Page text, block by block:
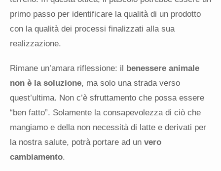
primo passo per identificare la qualità di un prodotto
con la qualità dei processi finalizzati alla sua
realizzazione.
Rimane un’amara riflessione: il benessere animale
non è la soluzione, ma solo una strada verso
quest’ultima. Non c’è sfruttamento che possa essere
“ben fatto”. Solamente la consapevolezza di ciò che
mangiamo e della non necessità di latte e derivati per
la nostra salute, potrà portare ad un vero
cambiamento.